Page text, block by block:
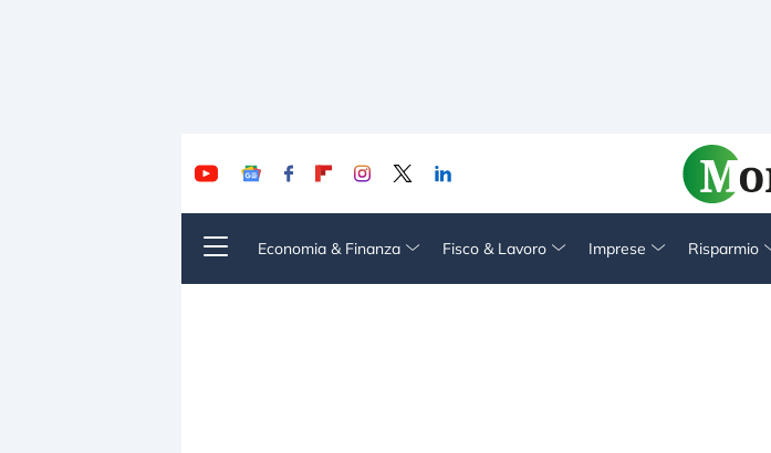
Economia & Finanza Fisco & Lavoro Imprese Risparmio